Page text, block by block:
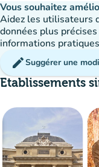
Vous souhaitez
Aidez les utilisateurs
données plus
informations
editSuggérer une
Etablissements